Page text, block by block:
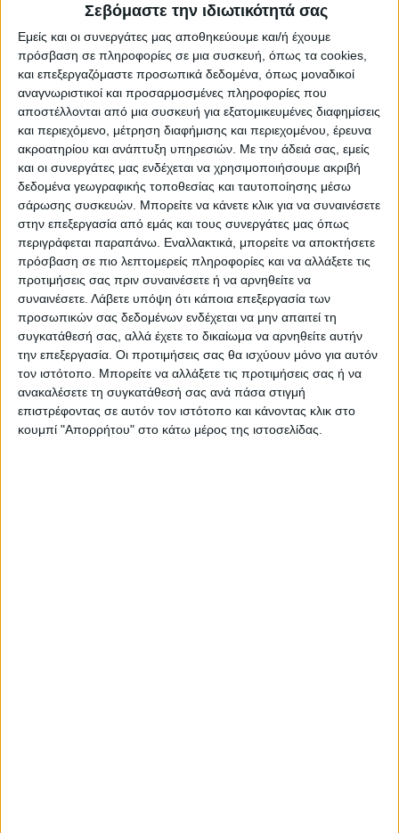
Σεβόμαστε την ιδιωτικότητά σας
Εμείς και οι συνεργάτες μας αποθηκεύουμε και/ή έχουμε
πρόσβαση σε πληροφορίες σε μια συσκευή, όπως τα cookies,
και επεξεργαζόμαστε προσωπικά δεδομένα, όπως μοναδικοί
αναγνωριστικοί και προσαρμοσμένες πληροφορίες που
αποστέλλονται από μια συσκευή για εξατομικευμένες διαφημίσεις
και περιεχόμενο, μέτρηση διαφήμισης και περιεχομένου, έρευνα
ακροατηρίου και ανάπτυξη υπηρεσιών. Με την άδειά σας, εμείς
και οι συνεργάτες μας ενδέχεται να χρησιμοποιήσουμε ακριβή
δεδομένα γεωγραφικής τοποθεσίας και ταυτοποίησης μέσω
σάρωσης συσκευών. Μπορείτε να κάνετε κλικ για να συναινέσετε
στην επεξεργασία από εμάς και τους συνεργάτες μας όπως
περιγράφεται παραπάνω. Εναλλακτικά, μπορείτε να αποκτήσετε
πρόσβαση σε πιο λεπτομερείς πληροφορίες και να αλλάξετε τις
προτιμήσεις σας πριν συναινέσετε ή να αρνηθείτε να
συναινέσετε. Λάβετε υπόψη ότι κάποια επεξεργασία των
προσωπικών σας δεδομένων ενδέχεται να μην απαιτεί τη
συγκατάθεσή σας, αλλά έχετε το δικαίωμα να αρνηθείτε αυτήν
την επεξεργασία. Οι προτιμήσεις σας θα ισχύουν μόνο για αυτόν
τον ιστότοπο. Μπορείτε να αλλάξετε τις προτιμήσεις σας ή να
ανακαλέσετε τη συγκατάθεσή σας ανά πάσα στιγμή
επιστρέφοντας σε αυτόν τον ιστότοπο και κάνοντας κλικ στο
κουμπί "Απορρήτου" στο κάτω μέρος της ιστοσελίδας.
γυναίκες
Στα τέλη Δεκεμβρίου οι ισλαμιστές, που
κατέλαβαν την εξουσία στο Αφγανιστάν
στα μέσα Αυγούστου, είχαν ήδη
απαγορεύσει στις γυναίκες να κάνουν
ταξίδια μεγαλύτερα των 72 χιλιομέτρων
χωρίς τη συνοδεία ενός άνδρα συγγενή
τους.
Οι νέοι περιορισμοί που επιβλήθηκαν στις
Αφγανές ανακοινώθηκαν λίγες ημέρες αφού
οι Ταλιμπάν αποφάσισαν να αποκλείσουν
τα κορίτσια από τη δευτεροβάθμια
εκπαίδευση.
Εξάλλου χθες Κυριακή το υπουργείο
Προώθησης της Αρετής και Πρόληψης της